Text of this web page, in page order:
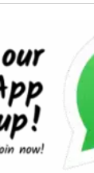
STATES NEWS
महाराज की
शिष्टाचार भेंट
गतिविधियों के विस्तार
August 4, 2026
UTTARAKHAND
जिलाधिकारी/जिला
सहसपुर विधानसभा
निरीक्षण कर